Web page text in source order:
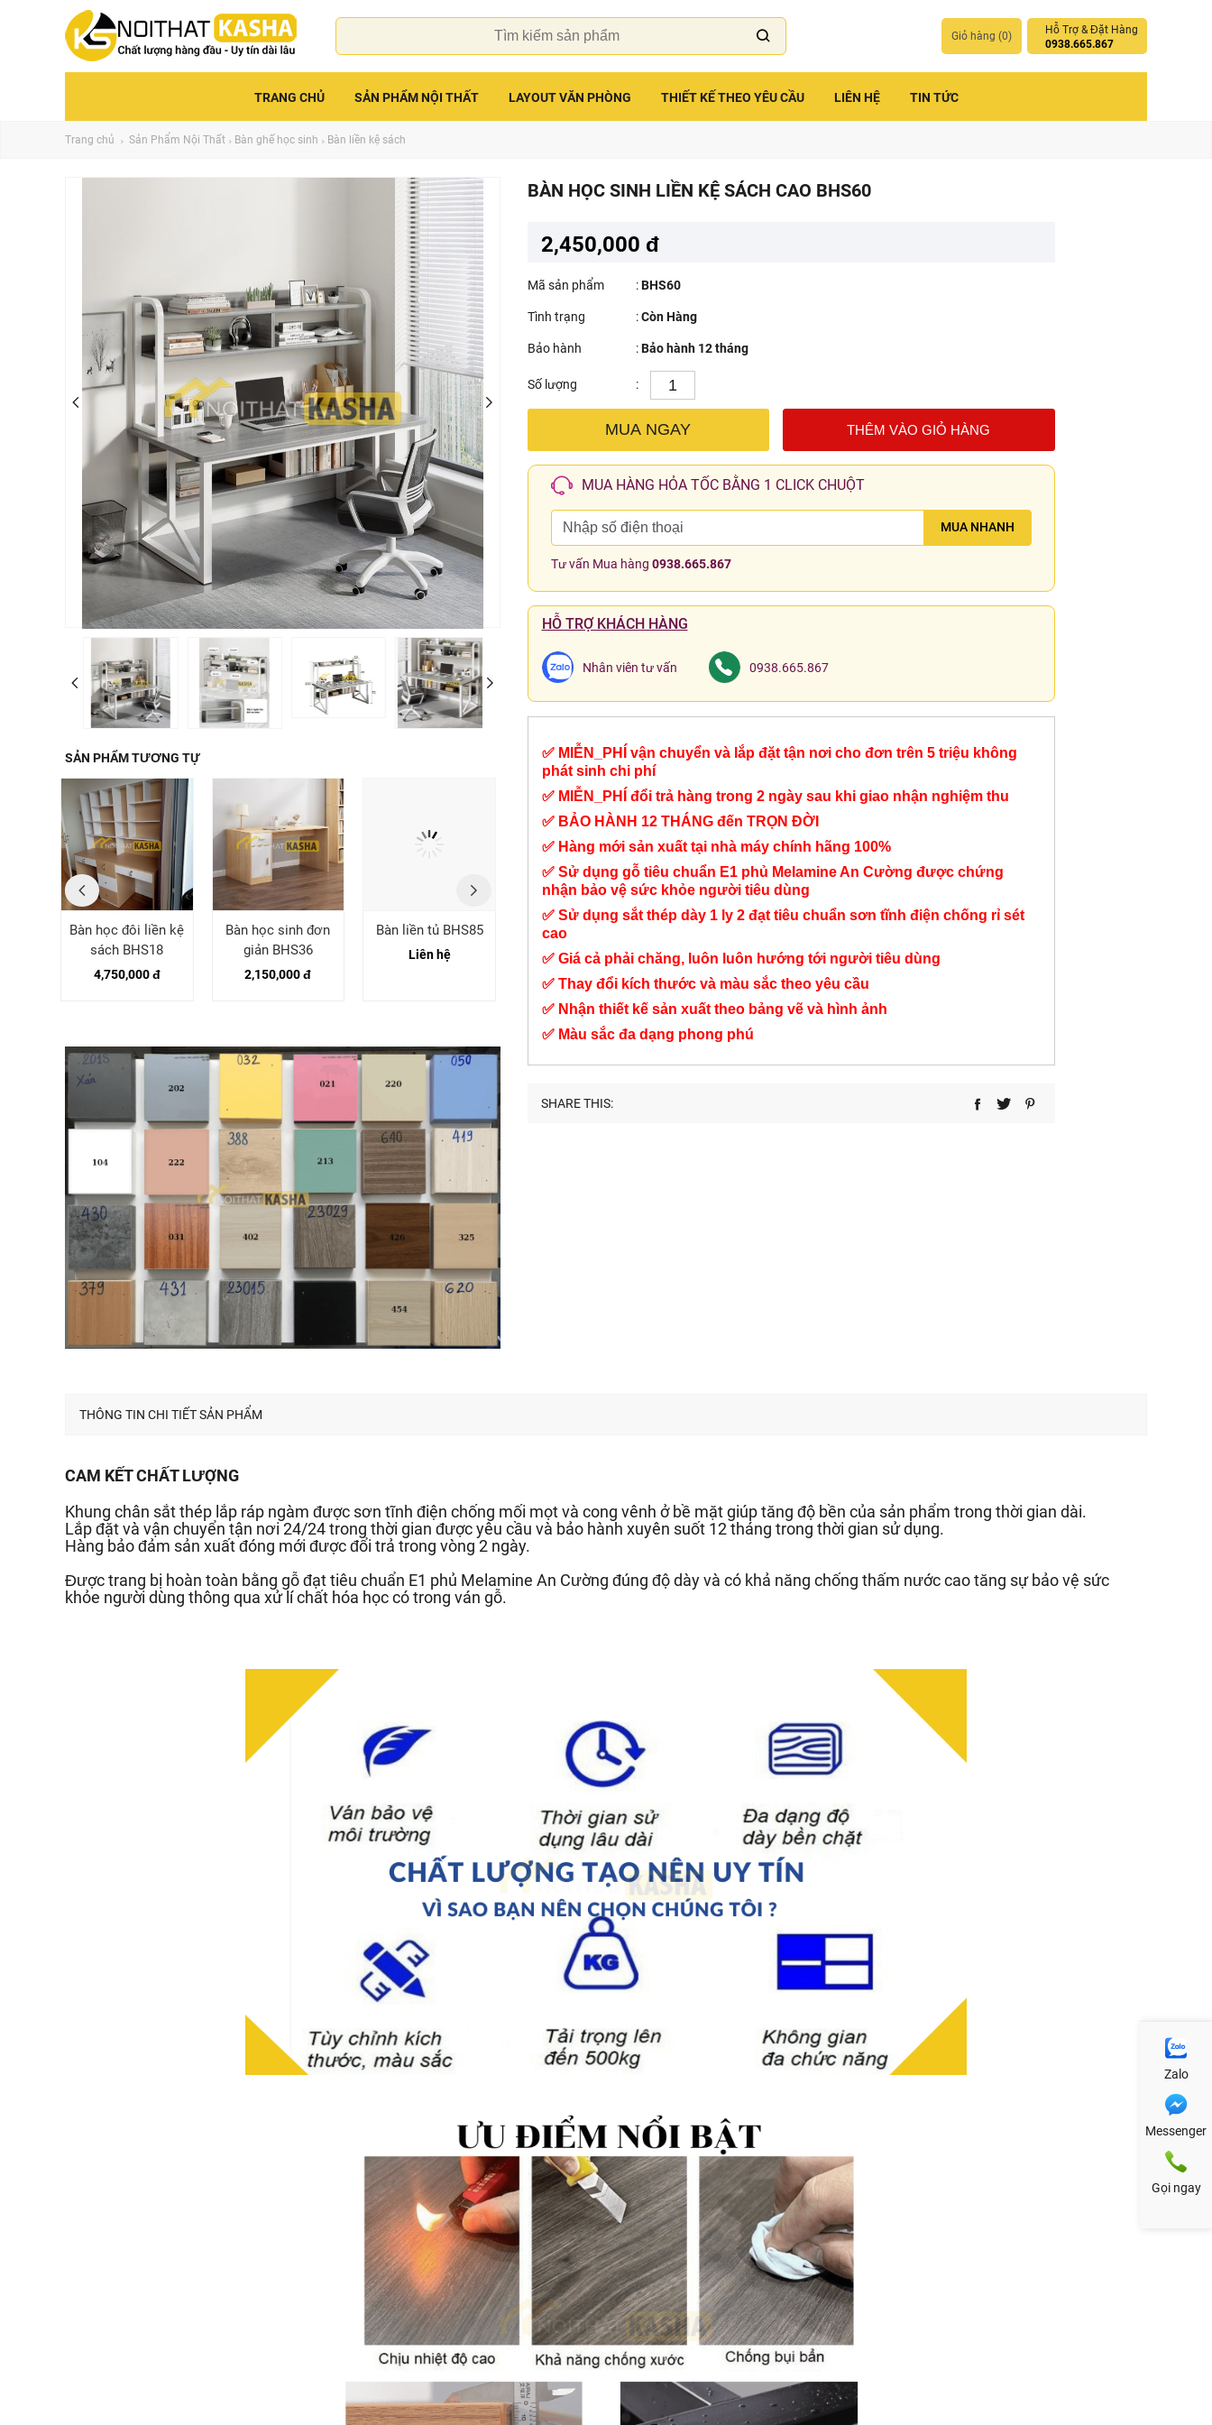
Giỏ hàng (0)
Hỗ Trợ & Đặt Hàng
0938.665.867
TRANG CHỦ SẢN PHẨM NỘI THẤT LAYOUT VĂN PHÒNG THIẾT KẾ THEO YÊU CẦU LIÊN HỆ TIN TỨC
Trang chủ Sản Phẩm Nội Thất Bàn ghế học sinh Bàn liền kệ sách
SẢN PHẨM TƯƠNG TỰ
Bàn học đôi liền kệ
sách BHS18
4,750,000 đ
Bàn học sinh đơn
giản BHS36
2,150,000 đ
Bàn liền tủ BHS85
Liên hệ
Bàn học sinh đẹp
BHS33
2,600,000 đ
BHS16
1,750,000 đ
ngồi BHS52
9,350,000 đ
BÀN HỌC SINH LIỀN KỆ SÁCH CAO BHS60
2,450,000 đ
Mã sản phẩm :BHS60
Tình trạng :Còn Hàng
Bảo hành :Bảo hành 12 tháng
Số lượng :
MUA NGAY THÊM VÀO GIỎ HÀNG
MUA HÀNG HỎA TỐC BẰNG 1 CLICK CHUỘT
MUA NHANH
Tư vấn Mua hàng 0938.665.867
HỖ TRỢ KHÁCH HÀNG
Nhân viên tư vấn 0938.665.867
✅ MIỄN_PHÍ vận chuyển và lắp đặt tận nơi cho đơn trên 5 triệu không
phát sinh chi phí
✅ MIỄN_PHÍ đổi trả hàng trong 2 ngày sau khi giao nhận nghiệm thu
✅ BẢO HÀNH 12 THÁNG đến TRỌN ĐỜI
✅ Hàng mới sản xuất tại nhà máy chính hãng 100%
✅ Sử dụng gỗ tiêu chuẩn E1 phủ Melamine An Cường được chứng
nhận bảo vệ sức khỏe người tiêu dùng
✅ Sử dụng sắt thép dày 1 ly 2 đạt tiêu chuẩn sơn tĩnh điện chống rỉ sét
cao
✅ Giá cả phải chăng, luôn luôn hướng tới người tiêu dùng
✅ Thay đổi kích thước và màu sắc theo yêu cầu
✅ Nhận thiết kế sản xuất theo bảng vẽ và hình ảnh
✅ Màu sắc đa dạng phong phú
SHARE THIS:
THÔNG TIN CHI TIẾT SẢN PHẨM
CAM KẾT CHẤT LƯỢNG
Khung chân sắt thép lắp ráp ngàm được sơn tĩnh điện chống mối mọt và cong vênh ở bề mặt giúp tăng độ bền của sản phẩm trong thời gian dài.
Lắp đặt và vận chuyển tận nơi 24/24 trong thời gian được yêu cầu và bảo hành xuyên suốt 12 tháng trong thời gian sử dụng.
Hàng bảo đảm sản xuất đóng mới được đổi trả trong vòng 2 ngày.
Được trang bị hoàn toàn bằng gỗ đạt tiêu chuẩn E1 phủ Melamine An Cường đúng độ dày và có khả năng chống thấm nước cao tăng sự bảo vệ sức
khỏe người dùng thông qua xử lí chất hóa học có trong ván gỗ.
Zalo
Messenger
Gọi ngay